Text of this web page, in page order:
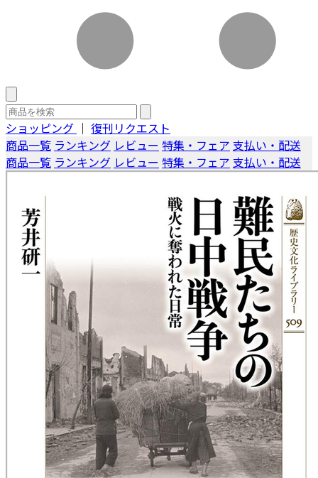
ショッピング ｜ 復刊リクエスト
商品一覧 ランキング レビュー 特集・フェア 支払い・配送
商品一覧 ランキング レビュー 特集・フェア 支払い・配送